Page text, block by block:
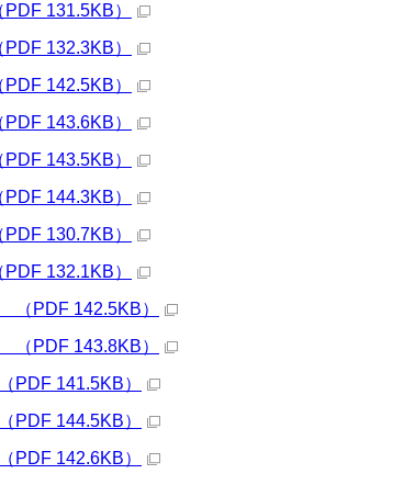
131.5KB）
132.3KB）
142.5KB）
143.6KB）
143.5KB）
144.3KB）
130.7KB）
132.1KB）
（PDF 142.5KB）
（PDF 143.8KB）
PDF 141.5KB）
PDF 144.5KB）
PDF 142.6KB）